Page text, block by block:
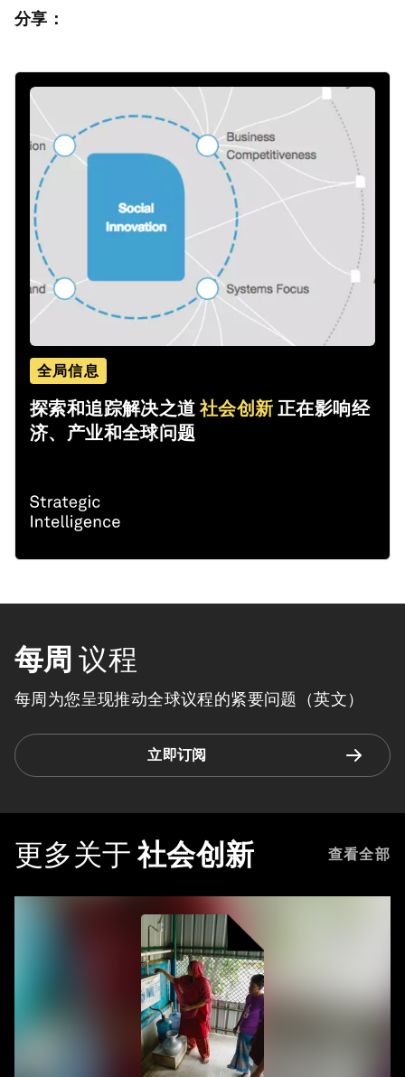
分享：
全局信息
探索和追踪解决之道社会创新 正在影响经
济、产业和全球问题
每周 议程
每周为您呈现推动全球议程的紧要问题（英文）
立即订阅
更多关于 社会创新 查看全部